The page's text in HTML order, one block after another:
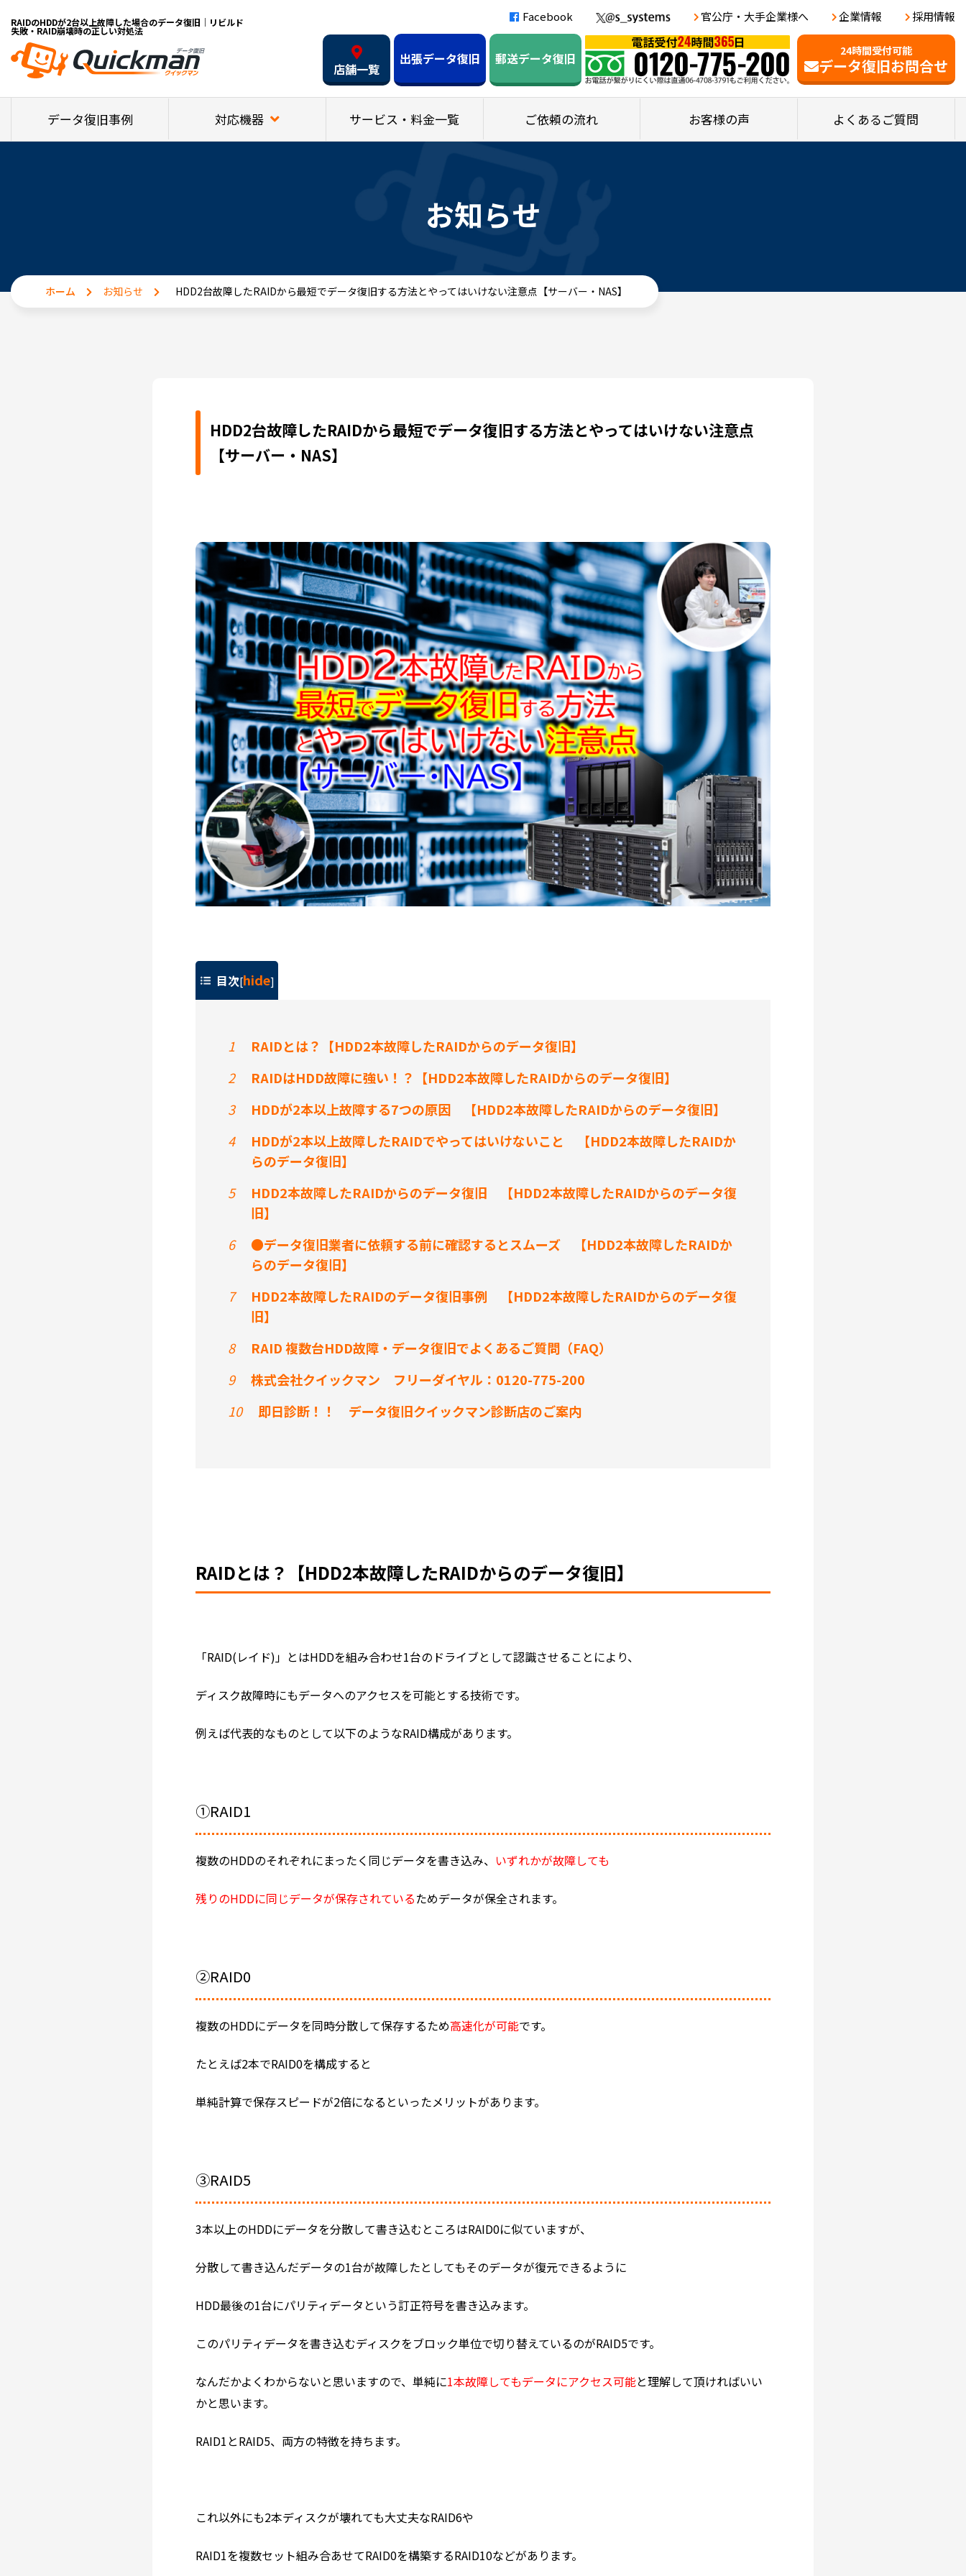
RAIDのHDDが2台以上故障した場合のデータ復旧｜リビルド
失敗・RAID崩壊時の正しい対処法
Facebook 官公庁・大手企業様へ 企業情報 採用情報
24時間受付可能
データ復旧お問合せ
店舗一覧
出張データ復旧 郵送データ復旧
データ復旧事例 対応機器 サービス・料金一覧 ご依頼の流れ お客様の声 よくあるご質問
お知らせ
ホーム お知らせ HDD2台故障したRAIDから最短でデータ復旧する方法とやってはいけない注意点【サーバー・NAS】
HDD2台故障したRAIDから最短でデータ復旧する方法とやってはいけない注意点
【サーバー・NAS】
目次[hide]
1
RAIDとは？【HDD2本故障したRAIDからのデータ復旧】
2
RAIDはHDD故障に強い！？【HDD2本故障したRAIDからのデータ復旧】
3
HDDが2本以上故障する7つの原因 【HDD2本故障したRAIDからのデータ復旧】
4
HDDが2本以上故障したRAIDでやってはいけないこと 【HDD2本故障したRAIDか
らのデータ復旧】
5
HDD2本故障したRAIDからのデータ復旧 【HDD2本故障したRAIDからのデータ復
旧】
6
●データ復旧業者に依頼する前に確認するとスムーズ 【HDD2本故障したRAIDか
らのデータ復旧】
7
HDD2本故障したRAIDのデータ復旧事例 【HDD2本故障したRAIDからのデータ復
旧】
8
RAID 複数台HDD故障・データ復旧でよくあるご質問（FAQ）
9
株式会社クイックマン フリーダイヤル：0120-775-200
10
即日診断！！ データ復旧クイックマン診断店のご案内
RAIDとは？【HDD2本故障したRAIDからのデータ復旧】
「RAID(レイド)」とはHDDを組み合わせ1台のドライブとして認識させることにより、
ディスク故障時にもデータへのアクセスを可能とする技術です。
例えば代表的なものとして以下のようなRAID構成があります。
①RAID1
複数のHDDのそれぞれにまったく同じデータを書き込み、 いずれかが故障しても
残りのHDDに同じデータが保存されているためデータが保全されます。
②RAID0
複数のHDDにデータを同時分散して保存するため高速化が可能です。
たとえば2本でRAID0を構成すると
単純計算で保存スピードが2倍になるといったメリットがあります。
③RAID5
3本以上のHDDにデータを分散して書き込むところはRAID0に似ていますが、
分散して書き込んだデータの1台が故障したとしてもそのデータが復元できるように
HDD最後の1台にパリティデータという訂正符号を書き込みます。
このパリティデータを書き込むディスクをブロック単位で切り替えているのがRAID5です。
なんだかよくわからないと思いますので、単純に1本故障してもデータにアクセス可能と理解して頂ければいい
かと思います。
RAID1とRAID5、両方の特徴を持ちます。
これ以外にも2本ディスクが壊れても大丈夫なRAID6や
RAID1を複数セット組み合あせてRAID0を構築するRAID10などがあります。